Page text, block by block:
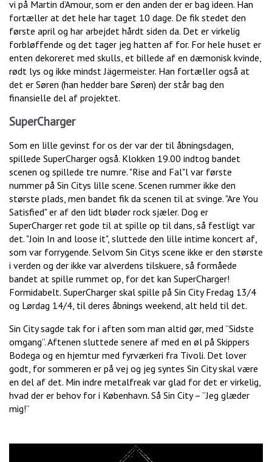
vi på Martin d’Amour, som er den anden der er bag ideen. Han
fortæller at det hele har taget 10 dage. De fik stedet den
første april og har arbejdet hårdt siden da. Det er virkelig
forbløffende og det tager jeg hatten af for. For hele huset er
enten dekoreret med skulls, et billede af en dæmonisk kvinde,
rødt lys og ikke mindst Jägermeister. Han fortæller også at
det er Søren (han hedder bare Søren) der står bag den
finansielle del af projektet.
SuperCharger
Som en lille gevinst for os der var der til åbningsdagen,
spillede SuperCharger også. Klokken 19.00 indtog bandet
scenen og spillede tre numre. "Rise and Fal"l var første
nummer på Sin Citys lille scene. Scenen rummer ikke den
største plads, men bandet fik da scenen til at svinge. "Are You
Satisfied" er af den lidt bløder rock sjæler. Dog er
SuperCharger ret gode til at spille op til dans, så festligt var
det. "Join In and loose it", sluttede den lille intime koncert af,
som var forrygende. Selvom Sin Citys scene ikke er den største
i verden og der ikke var alverdens tilskuere, så formåede
bandet at spille rummet op, for det kan SuperCharger!
Formidabelt. SuperCharger skal spille på Sin City Fredag 13/4
og Lørdag 14/4, til deres åbnings weekend, alt held til det.
Sin City sagde tak for i aften som man altid gør, med ”Sidste
omgang”. Aftenen sluttede senere af med en øl på Skippers
Bodega og en hjemtur med fyrværkeri fra Tivoli. Det lover
godt, for sommeren er på vej og jeg syntes Sin City skal være
en del af det. Min indre metalfreak var glad for det er virkelig,
hvad der er behov for i København. Så Sin City – ”Jeg glæder
mig!”